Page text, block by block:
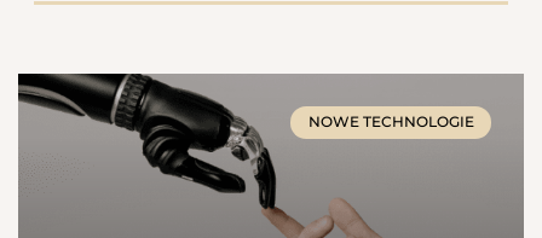
NOWE TECHNOLOGIE